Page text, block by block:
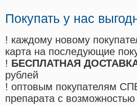
Покупать у нас
! каждому новому
карта на последующие
! БЕСПЛАТНАЯ
рублей
! оптовым покупателям
препарата с